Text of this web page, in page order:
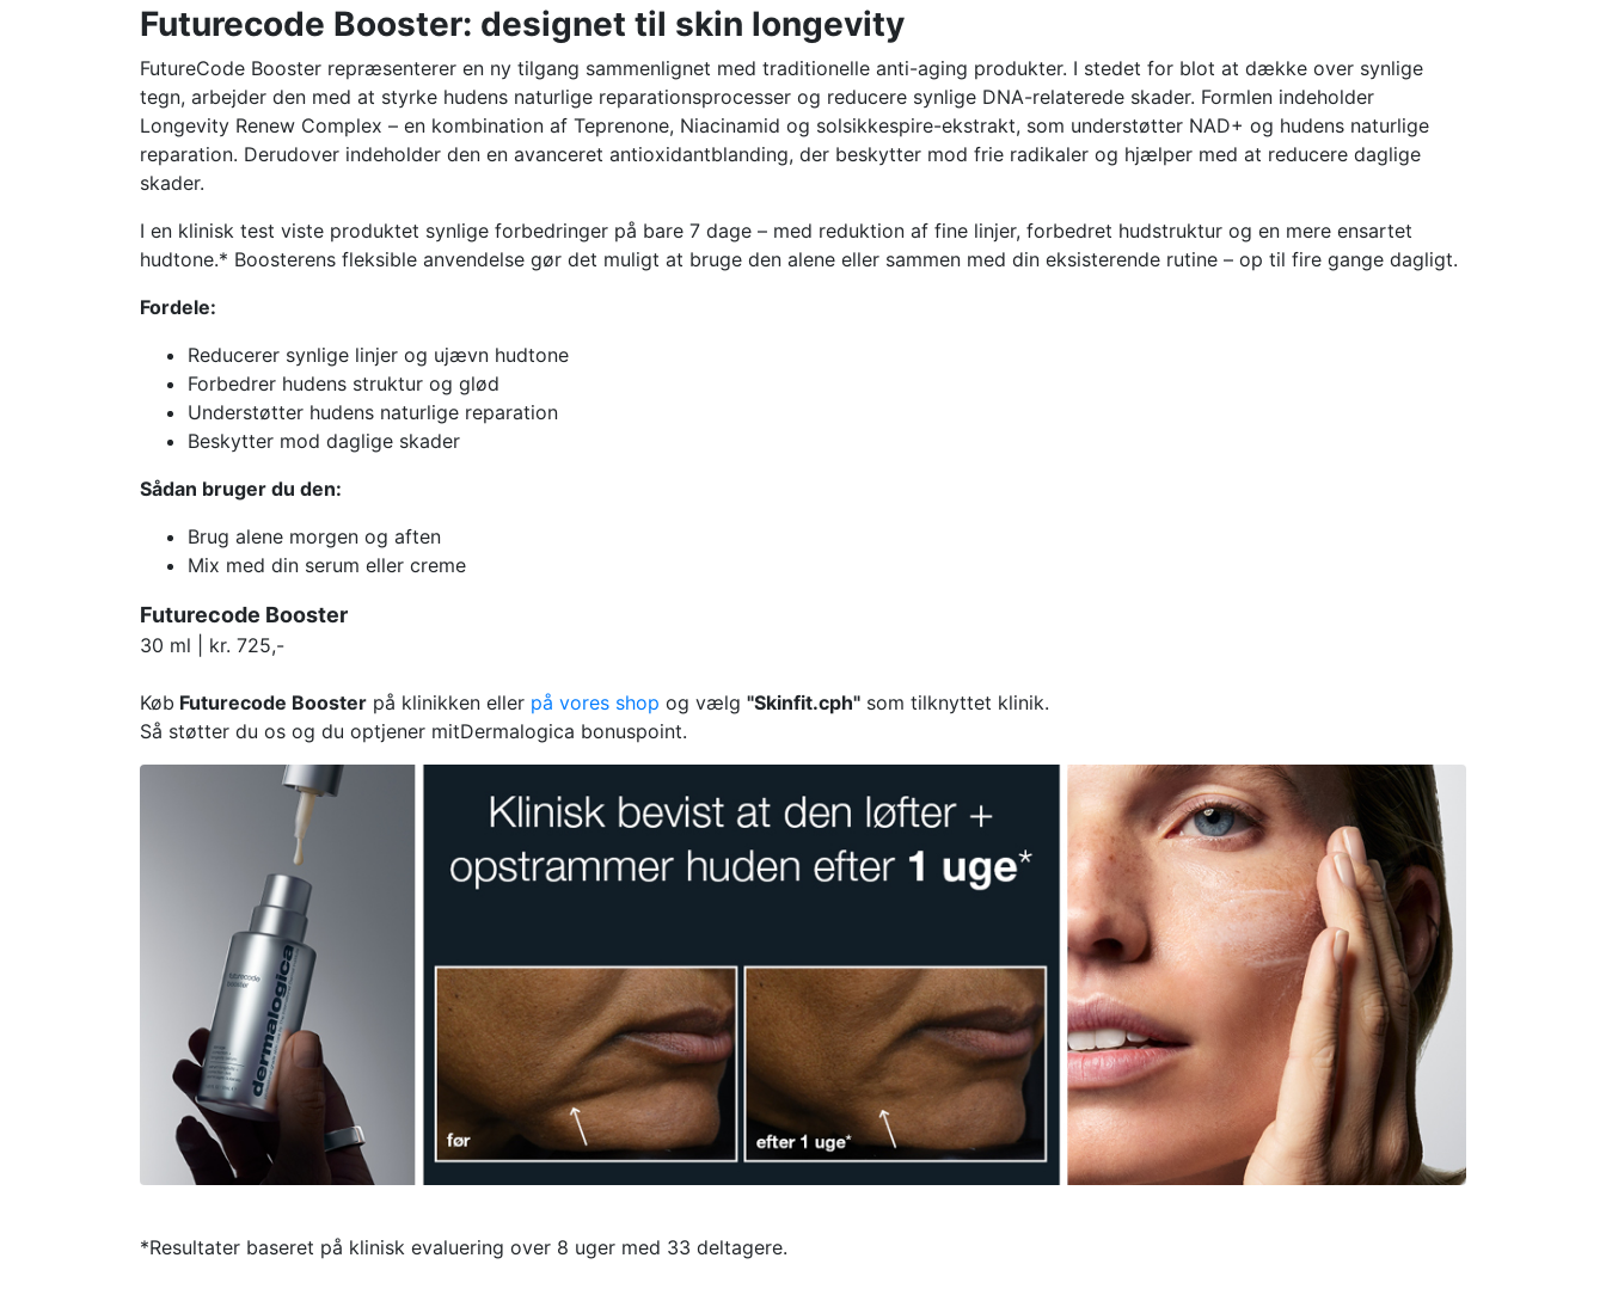
Futurecode Booster: designet til skin longevity
FutureCode Booster repræsenterer en ny tilgang sammenlignet med traditionelle anti-aging produkter. I stedet for blot at dække over synlige
tegn, arbejder den med at styrke hudens naturlige reparationsprocesser og reducere synlige DNA-relaterede skader. Formlen indeholder
Longevity Renew Complex – en kombination af Teprenone, Niacinamid og solsikkespire-ekstrakt, som understøtter NAD+ og hudens naturlige
reparation. Derudover indeholder den en avanceret antioxidantblanding, der beskytter mod frie radikaler og hjælper med at reducere daglige
skader.
I en klinisk test viste produktet synlige forbedringer på bare 7 dage – med reduktion af fine linjer, forbedret hudstruktur og en mere ensartet
hudtone.* Boosterens fleksible anvendelse gør det muligt at bruge den alene eller sammen med din eksisterende rutine – op til fire gange dagligt.
Fordele:
Reducerer synlige linjer og ujævn hudtone
Forbedrer hudens struktur og glød
Understøtter hudens naturlige reparation
Beskytter mod daglige skader
Sådan bruger du den:
Brug alene morgen og aften
Mix med din serum eller creme
Futurecode Booster
30 ml | kr. 725,-
Køb Futurecode Booster på klinikken eller på vores shop og vælg "Skinfit.cph" som tilknyttet klinik.
Så støtter du os og du optjener mitDermalogica bonuspoint.
*Resultater baseret på klinisk evaluering over 8 uger med 33 deltagere.